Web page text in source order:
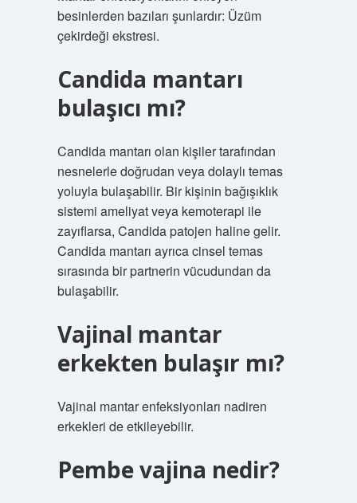
besinlerden bazıları şunlardır: Üzüm
çekirdeği ekstresi.
Candida mantarı
bulaşıcı mı?
Candida mantarı olan kişiler tarafından
nesnelerle doğrudan veya dolaylı temas
yoluyla bulaşabilir. Bir kişinin bağışıklık
sistemi ameliyat veya kemoterapi ile
zayıflarsa, Candida patojen haline gelir.
Candida mantarı ayrıca cinsel temas
sırasında bir partnerin vücudundan da
bulaşabilir.
Vajinal mantar
erkekten bulaşır mı?
Vajinal mantar enfeksiyonları nadiren
erkekleri de etkileyebilir.
Pembe vajina nedir?